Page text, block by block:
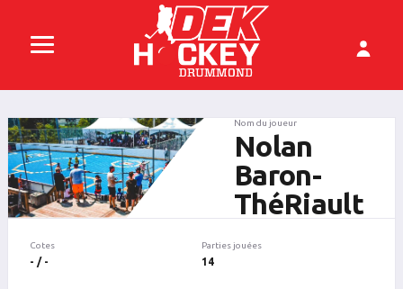
Nom du joueur
Nolan
Baron-
ThéRiault
Cotes
- / -
Parties jouées
14